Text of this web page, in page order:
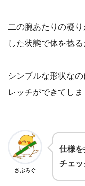
二の腕あたりの凝
した状態で体を捻る
シンプルな形状な
レッチができてしま
さぶろぐ
仕様を
チェッ